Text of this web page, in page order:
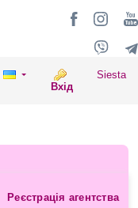
Вхід
Siesta
Реєстрація агентства